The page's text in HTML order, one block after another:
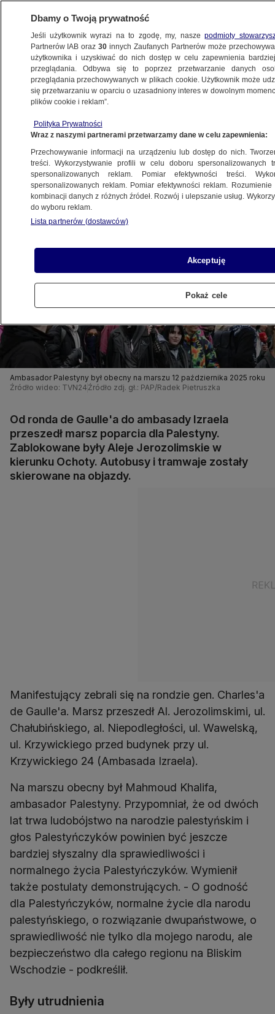
WARSZAWA
ŚRÓDMIEŚCIE
w Warszawie
12.10.2025, 14:23
Posłuchaj artykułu
Czyta lektor AI
Ambasador Palestyny był obecny na marszu 12 października 2025 roku
Źródło wideo: TVN24 Źródło zdj. gł.: PAP/Radek Pietruszka
Od ronda de Gaulle'a do ambasady Izraela
przeszedł marsz poparcia dla Palestyny.
Zablokowane były Aleje Jerozolimskie w
kierunku Ochoty. Autobusy i tramwaje zostały
skierowane na objazdy.
Manifestujący zebrali się na rondzie gen. Charles'a
de Gaulle'a. Marsz przeszedł Al. Jerozolimskimi, ul.
Chałubińskiego, al. Niepodległości, ul. Wawelską,
ul. Krzywickiego przed budynek przy ul.
Krzywickiego 24 (Ambasada Izraela).
Na marszu obecny był Mahmoud Khalifa,
ambasador Palestyny. Przypomniał, że od dwóch
lat trwa ludobójstwo na narodzie palestyńskim i
głos Palestyńczyków powinien być jeszcze
bardziej słyszalny dla sprawiedliwości i
normalnego życia Palestyńczyków. Wymienił
także postulaty demonstrujących. - O godność
dla Palestyńczyków, normalne życie dla narodu
palestyńskiego, o rozwiązanie dwupaństwowe, o
sprawiedliwość nie tylko dla mojego narodu, ale
bezpieczeństwo dla całego regionu na Bliskim
Wschodzie - podkreślił.
Były utrudnienia
Dbamy o Twoją prywatność
Jeśli użytkownik wyrazi na to zgodę, my, naszepodmioty
Partnerów IAB oraz30 innych Zaufanych Partnerów może
użytkownika i uzyskiwać do nich dostęp w celu zapewnienia
przeglądania. Odbywa się to poprzez przetwarzanie danych
przeglądania przechowywanych w plikach cookie. Użytkownik może
się przetwarzaniu w oparciu o uzasadniony interes w dowolnym
plików cookie i reklam”.
Polityka Prywatności
Wraz z naszymi partnerami przetwarzamy dane w celu zapewnienia:
Przechowywanie informacji na urządzeniu lub dostęp do nich.
treści. Wykorzystywanie profili w celu doboru spersonalizowanych
spersonalizowanych reklam. Pomiar efektywności treści.
spersonalizowanych reklam. Pomiar efektywności reklam.
kombinacji danych z różnych źródeł. Rozwój i ulepszanie usług.
do wyboru reklam.
Lista partnerów (dostawców)
Akceptuję
Pokaż cele